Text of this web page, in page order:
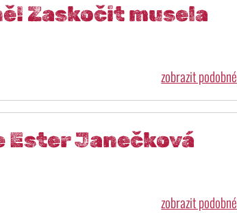
Zaskočit musela
zobrazit podobné
Ester Janečková
zobrazit podobné